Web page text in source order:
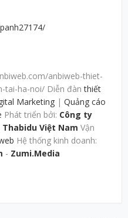
anbiweb-thiet-
tai-ha-noi/ Diễn đànthiết
Marketing | Quảng cáo
Phát triển bởi: Công ty
Việt Nam Vận
Hệ thống kinh doanh:
- Zumi.Media